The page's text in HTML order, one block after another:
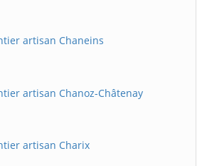
artisan Chaneins
artisan Chanoz-Châtenay
artisan Charix